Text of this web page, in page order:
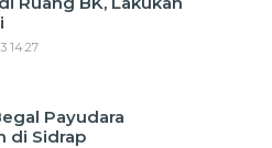
14:27
Payudara
di Sidrap